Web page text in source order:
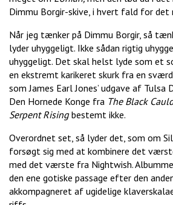
Dimmu Borgir-skive, i hvert fald for det
Når jeg tænker på Dimmu Borgir, så
lyder uhyggeligt. Ikke sådan rigtig
uhyggeligt. Det skal helst lyde som et
en ekstremt karikeret skurk fra en
som James Earl Jones’ udgave af Tulsa
Den Hornede Konge fra The Black
Serpent Risingbestemt ikke.
Overordnet set, så lyder det, som om
forsøgt sig med at kombinere det
med det værste fra Nightwish.
den ene gotiske passage efter den
akkompagneret af ugidelige